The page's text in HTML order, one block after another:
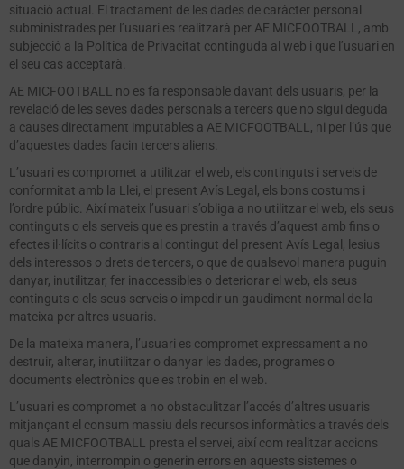
situació actual. El tractament de les dades de caràcter personal
subministrades per l’usuari es realitzarà per AE MICFOOTBALL, amb
subjecció a la Política de Privacitat continguda al web i que l’usuari en
el seu cas acceptarà.
AE MICFOOTBALL no es fa responsable davant dels usuaris, per la
revelació de les seves dades personals a tercers que no sigui deguda
a causes directament imputables a AE MICFOOTBALL, ni per l’ús que
d’aquestes dades facin tercers aliens.
L’usuari es compromet a utilitzar el web, els continguts i serveis de
conformitat amb la Llei, el present Avís Legal, els bons costums i
l’ordre públic. Així mateix l’usuari s’obliga a no utilitzar el web, els seus
continguts o els serveis que es prestin a través d’aquest amb fins o
efectes il·lícits o contraris al contingut del present Avís Legal, lesius
dels interessos o drets de tercers, o que de qualsevol manera puguin
danyar, inutilitzar, fer inaccessibles o deteriorar el web, els seus
continguts o els seus serveis o impedir un gaudiment normal de la
mateixa per altres usuaris.
De la mateixa manera, l’usuari es compromet expressament a no
destruir, alterar, inutilitzar o danyar les dades, programes o
documents electrònics que es trobin en el web.
L’usuari es compromet a no obstaculitzar l’accés d’altres usuaris
mitjançant el consum massiu dels recursos informàtics a través dels
quals AE MICFOOTBALL presta el servei, així com realitzar accions
que danyin, interrompin o generin errors en aquests sistemes o